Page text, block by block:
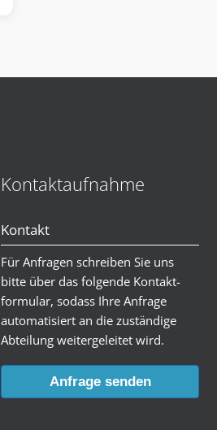
Kontaktaufnahme
Kontakt
Für Anfragen schreiben Sie uns
bitte über das folgende Kontakt-
formular, sodass Ihre Anfrage
automatisiert an die zuständige
Abteilung weitergeleitet wird.
Anfrage senden